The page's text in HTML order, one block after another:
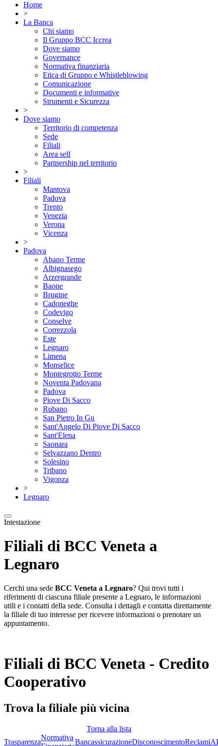
Home
>
La Banca
Chi siamo
Il Gruppo BCC Iccrea
Dove siamo
Governance
Normativa finanziaria
Etica di Gruppo e Whistleblowing
Comunicazione
Documenti e informative
Strumenti e Sicurezza
>
Dove siamo
Territorio di competenza
Sede
Filiali
Area self
Partnership nel territorio
>
Filiali
Mantova
Padova
Trento
Venezia
Verona
Vicenza
>
Padova
Abano Terme
Albignasego
Arzergrande
Baone
Brugine
Cadoneghe
Codevigo
Conselve
Correzzola
Este
Legnaro
Limena
Monselice
Montegrotto Terme
Noventa Padovana
Padova
Piove Di Sacco
Rubano
San Pietro In Gu
Sant'Angelo Di Piove Di Sacco
Sant'Elena
Saonara
Selvazzano Dentro
Solesino
Tribano
Vigonza
>
Legnaro
Intestazione
Filiali di BCC Veneta a
Legnaro
Cerchi una sede BCC Veneta a Legnaro? Qui trovi tutti i
riferimenti di ciascuna filiale presente a Legnaro, le informazioni
utili e i contatti della sede. Consulta i dettagli e contatta direttamente
la filiale di tuo interesse per ricevere informazioni o prenotare un
appuntamento.
Filiali di BCC Veneta - Credito
Cooperativo
Trova la filiale più vicina
Torna alla lista
Trasparenza
Normativa
BancassicurazioneDisconoscimentoReclami